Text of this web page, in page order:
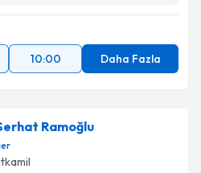
10:00 Daha Fazla
Ramoğlu